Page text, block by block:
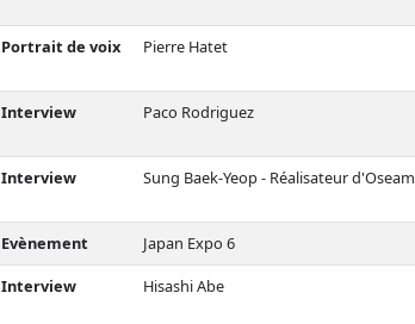
Portrait de voix Pierre Hatet
Interview Paco Rodriguez
Interview Sung Baek-Yeop - Réalisateur d'Oseam
Evènement Japan Expo 6
Interview Hisashi Abe